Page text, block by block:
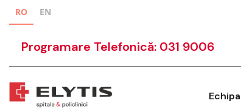
RO EN
Programare Telefonică: 031 9006